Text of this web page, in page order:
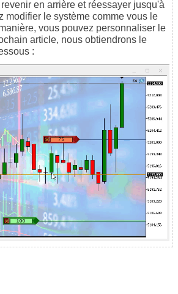
en arrière et réessayer jusqu'à
modifier le système comme vous le
vous pouvez personnaliser le
article, nous obtiendrons le
: